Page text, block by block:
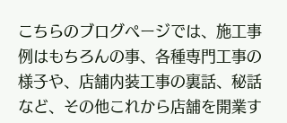
こちらのブログページでは、施工事
例はもちろんの事、各種専門工事の
様子や、店舗内装工事の裏話、秘話
など、その他これから店舗を開業す